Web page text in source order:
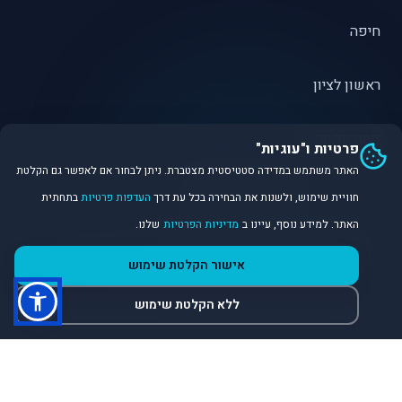
חיפה
ראשון לציון
פתח תקווה
©
פלטפורמת נתונים ובינה מלאכותית לניתוח שוק הנדל״ן.
פרטיות ו"עוגיות"
האתר משתמש במדידה סטטיסטית מצטברת. ניתן לבחור אם לאפשר גם הקלטת
חוויית שימוש, ולשנות את הבחירה בכל עת דרך העדפות פרטיותבתחתית
האתר. למידע נוסף, עיינו ב מדיניות הפרטיות שלנו.
אישור הקלטת שימוש
ללא הקלטת שימוש